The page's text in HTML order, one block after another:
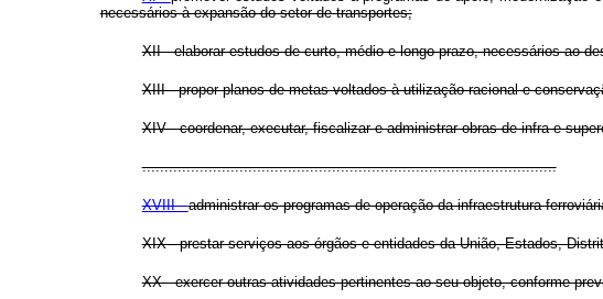
necessários à expansão do setor de transportes;
XII - elaborar estudos de curto, médio e longo prazo, necessários ao
XIII - propor planos de metas voltados à utilização racional e
XIV - coordenar, executar, fiscalizar e administrar obras de infra e
..............................................................................................
XVIII -administrar os programas de operação da infraestrutura
XIX - prestar serviços aos órgãos e entidades da União, Estados,
XX - exercer outras atividades pertinentes ao seu objeto, conforme